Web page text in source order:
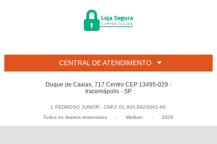
CENTRAL DE ATENDIMENTO
Duque de Caxias, 717 Centro CEP 13495-029 -
Iracemápolis - SP
L PEDROSO JUNIOR - CNPJ: 01.805.892/0001-60
Todos os direitos reservados
- Welban - 2026